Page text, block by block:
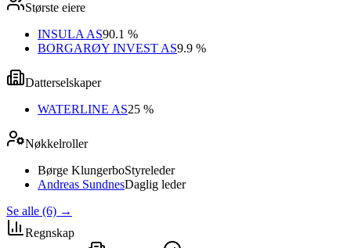
Største eiere
INSULA AS90.1 %
BORGARØY INVEST AS9.9 %
Datterselskaper
WATERLINE AS25 %
Nøkkelroller
Børge KlungerboStyreleder
Andreas SundnesDaglig leder
Se alle (6) →
Regnskap